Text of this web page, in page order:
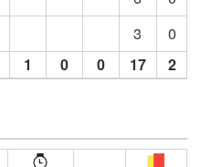
3
0
1 0 0 17 2